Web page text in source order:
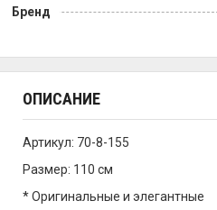
Бренд
ОПИСАНИЕ
Артикул: 70-8-155
Размер: 110 см
* Оригинальные и элегантные